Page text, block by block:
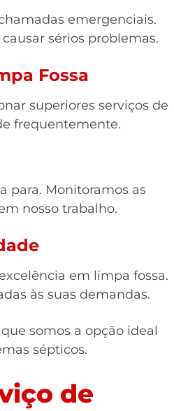
emergenciais.
sérios problemas.
Fossa
superiores serviços de
frequentemente.
para. Monitoramos as
nosso trabalho.
em limpa fossa.
às suas demandas.
somos a opção ideal
sépticos.
de